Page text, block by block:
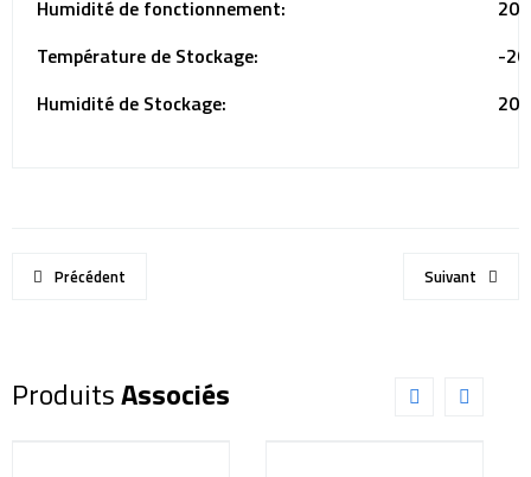
Humidité de fonctionnement:
Température de Stockage:
-
Humidité de Stockage:
Précédent Suivant
ProduitsAssociés